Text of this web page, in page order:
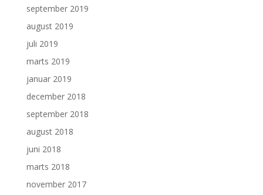
september 2019
august 2019
juli 2019
marts 2019
januar 2019
december 2018
september 2018
august 2018
juni 2018
marts 2018
november 2017